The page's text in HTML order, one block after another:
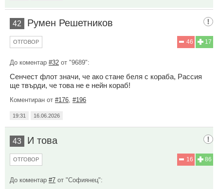
42 Румен Решетников
17
46
ОТГОВОР
До коментар #32 от "9689":
Сенчест флот значи, че ако стане беля с кораба, Рассия
ще твърди, че това не е нейн кораб!
Коментиран от #176 #196
19:31 16.06.2026
43 И това
86
16
ОТГОВОР
До коментар #7 от "Софиянец":